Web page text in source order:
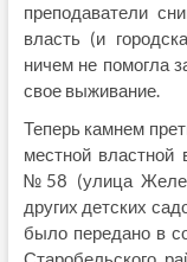
преподаватели
власть (и
ничем не помогла
свое выживание.
Теперь камнем
местной властной
№58 (улица
других детских
было передано в